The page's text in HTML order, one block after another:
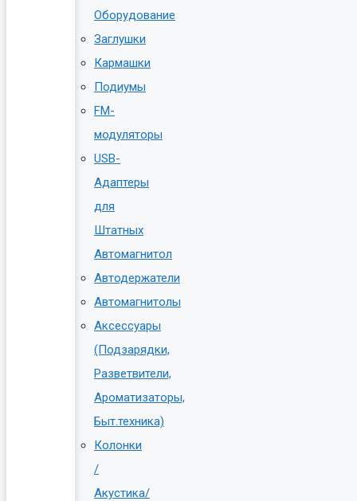
Оборудование
Заглушки
Кармашки
Подиумы
FM-
модуляторы
USB-
Адаптеры
для
Штатных
Автомагнитол
Автодержатели
Автомагнитолы
Аксессуары
(Подзарядки,
Разветвители,
Ароматизаторы,
Быт.техника)
Колонки
/
Акустика/